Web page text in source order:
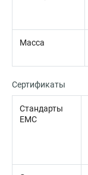
Масса
Сертификаты
Стандарты
EMC